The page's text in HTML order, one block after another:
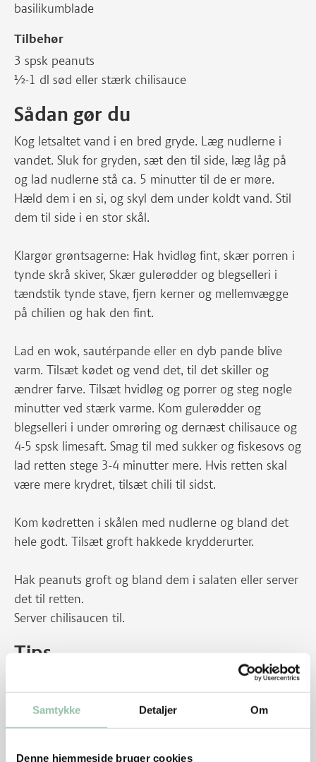
Samtykke Detaljer Om
Denne hjemmeside bruger cookies
basilikumblade
Tilbehør
3 spsk peanuts
½-1 dl sød eller stærk chilisauce
Sådan gør du
Kog letsaltet vand i en bred gryde. Læg nudlerne i
vandet. Sluk for gryden, sæt den til side, læg låg på
og lad nudlerne stå ca. 5 minutter til de er møre.
Hæld dem i en si, og skyl dem under koldt vand. Stil
dem til side i en stor skål.
Klargør grøntsagerne: Hak hvidløg fint, skær porren i
tynde skrå skiver, Skær gulerødder og blegselleri i
tændstik tynde stave, fjern kerner og mellemvægge
på chilien og hak den fint.
Lad en wok, sautérpande eller en dyb pande blive
varm. Tilsæt kødet og vend det, til det skiller og
ændrer farve. Tilsæt hvidløg og porrer og steg nogle
minutter ved stærk varme. Kom gulerødder og
blegselleri i under omrøring og dernæst chilisauce og
4-5 spsk limesaft. Smag til med sukker og fiskesovs og
lad retten stege 3-4 minutter mere. Hvis retten skal
være mere krydret, tilsæt chili til sidst.
Kom kødretten i skålen med nudlerne og bland det
hele godt. Tilsæt groft hakkede krydderurter.
Hak peanuts groft og bland dem i salaten eller server
det til retten.
Server chilisaucen til.
Tips
Rester kan bruges til ”madpakken”.
kyllingekød i stedet for hakket grisekød. Du kan